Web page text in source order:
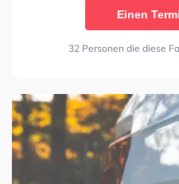
Einen
32 Personen die diese